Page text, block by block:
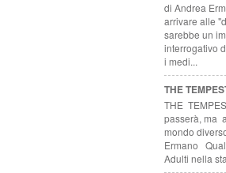
di Andrea
arrivare alle
sarebbe un
interrogativo
i medi...
THE
THE
passerà, ma
mondo
Ermano
Adulti nella